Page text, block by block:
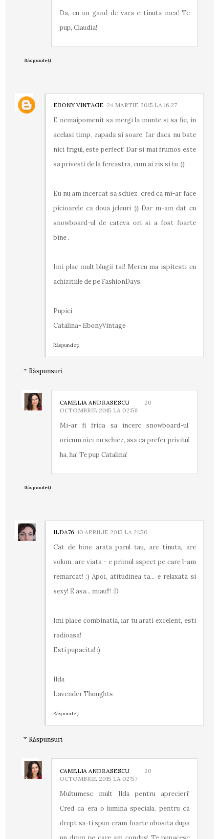
Da, cu un gand de vara e tinuta mea! Te
pup, Claudia!
Răspundeți
EBONY VINTAGE 24 MARTIE 2015 LA 16:27
E nemaipomenit sa mergi la munte si sa fie, in
acelasi timp, zapada si soare. Iar daca nu bate
nici frigul, este perfect! Dar si mai frumos este
sa privesti de la fereastra, cum ai zis si tu :))
Eu nu am incercat sa schiez, cred ca mi-ar face
picioarele ca doua jeleuri :)) Dar m-am dat cu
snowboard-ul de cateva ori si a fost foarte
bine .
Imi plac mult blugii tai! Mereu ma ispitesti cu
achizitiile de pe FashionDays.
Pupici
Catalina- EbonyVintage
Răspundeți
Răspunsuri
CAMELIA ANDRASESCU
20
OCTOMBRIE 2015 LA 02:56
Mi-ar fi frica sa incerc snowboard-ul,
oricum nici nu schiez, asa ca prefer privitul
ha, ha! Te pup Catalina!
Răspundeți
ILDA76 10 APRILIE 2015 LA 21:50
Cat de bine arata parul tau, are tinuta, are
volum, are viata - e primul aspect pe care l-am
remarcat! :) Apoi, atitudinea ta... e relaxata si
sexy! E asa... miau!!! :D
Imi place combinatia, iar tu arati excelent, esti
radioasa!
Esti pupacita! :)
Ilda
Lavender Thoughts
Răspundeți
Răspunsuri
CAMELIA ANDRASESCU
20
OCTOMBRIE 2015 LA 02:57
Multumesc mult Ilda pentru aprecieri!
Cred ca era o lumina speciala, pentru ca
drept sa-ti spun eram foarte obosita dupa